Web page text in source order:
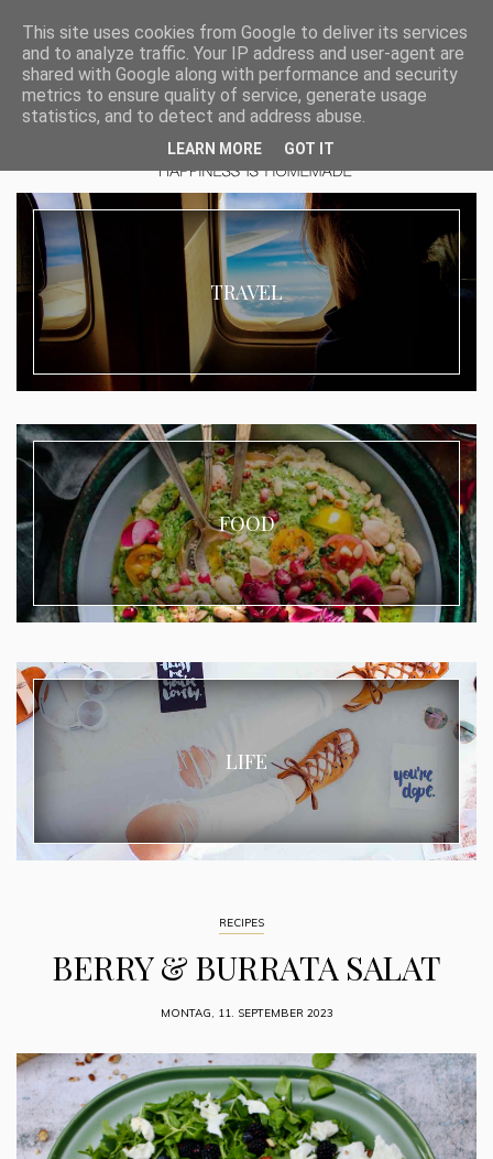
TRAVEL
FOOD
LIFE
RECIPES
BERRY & BURRATA SALAT
MONTAG, 11. SEPTEMBER 2023
This site uses cookies from Google to deliver its services
and to analyze traffic. Your IP address and user-agent are
shared with Google along with performance and security
metrics to ensure quality of service, generate usage
statistics, and to detect and address abuse.
LEARN MORE GOT IT